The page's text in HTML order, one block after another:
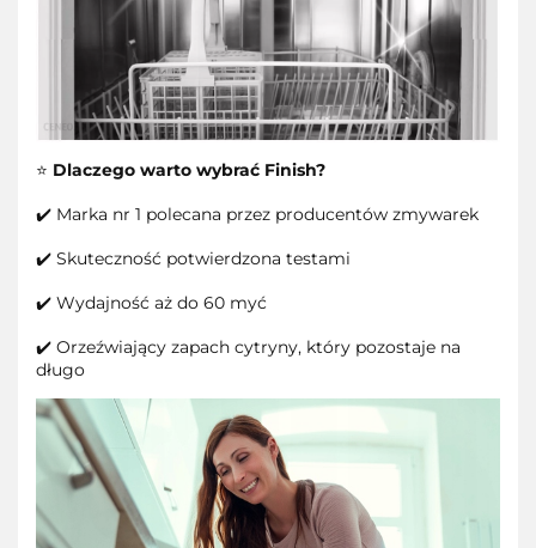
⭐ Dlaczego warto wybrać Finish?
✔️ Marka nr 1 polecana przez producentów zmywarek
✔️ Skuteczność potwierdzona testami
✔️ Wydajność aż do 60 myć
✔️ Orzeźwiający zapach cytryny, który pozostaje na
długo